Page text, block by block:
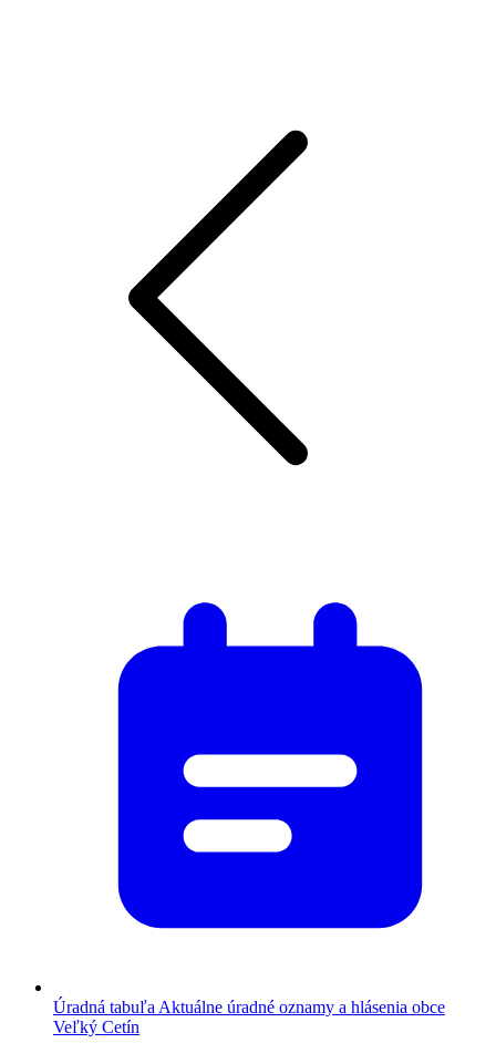
Úradná tabuľa Aktuálne úradné oznamy a hlásenia obce
Veľký Cetín